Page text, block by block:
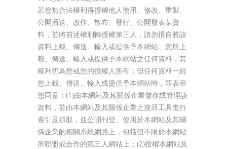
若您無合法權利得授權他人使用、修改、重製、
公開播送、改作、散布、發行、公開發表某資
料，並將前述權利轉授權第三人，請勿擅自將該
資料上載、傳送、輸入或提供予本網站。您所上
載、傳送、輸入或提供予本網站之任何資料，其
權利仍為您或您的授權人所有；但任何資料一經
您上載、傳送、輸入或提供予本網站時，即表示
您同意：(1)由本網站及其關係企業儲存或管理該
資料，並由本網站及其關係企業之搜尋工具進行
索引及抓取，並公開刊登、使用於本網站及其關
係企業的相關系統網路上，包括但不限於本網站
所聯盟或合作的第三人網站上；(2)授權本網站及